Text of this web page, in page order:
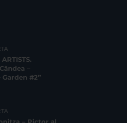
–
Garden #2”
– Pictor al